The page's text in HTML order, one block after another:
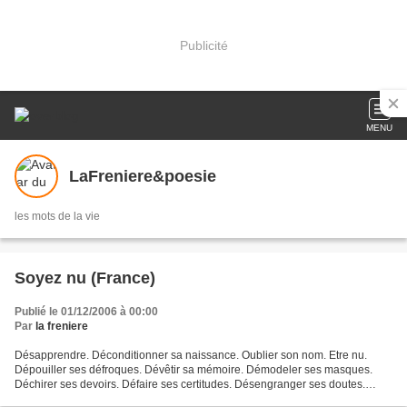
Publicité
MENU
LaFreniere&poesie
les mots de la vie
Soyez nu (France)
Publié le 01/12/2006 à 00:00
Par la freniere
Désapprendre. Déconditionner sa naissance. Oublier son nom. Etre nu.
Dépouiller ses défroques. Dévêtir sa mémoire. Démodeler ses masques.
Déchirer ses devoirs. Défaire ses certitudes. Désengranger ses doutes.